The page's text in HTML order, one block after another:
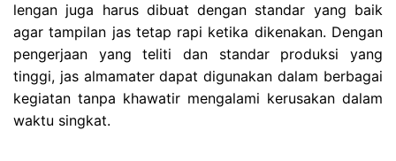
lengan juga harus dibuat dengan standar yang baik
agar tampilan jas tetap rapi ketika dikenakan. Dengan
pengerjaan yang teliti dan standar produksi yang
tinggi, jas almamater dapat digunakan dalam berbagai
kegiatan tanpa khawatir mengalami kerusakan dalam
waktu singkat.